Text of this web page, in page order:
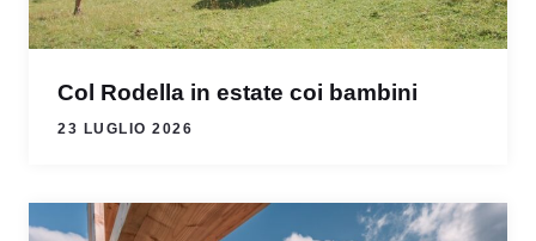
Col Rodella in estate coi bambini
23 LUGLIO 2026